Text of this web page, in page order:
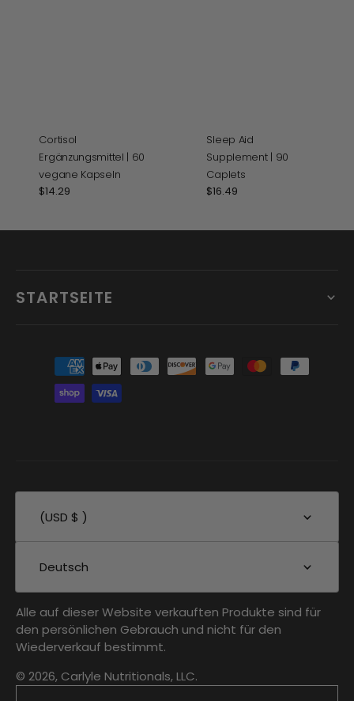
Cortisol
Ergänzungsmittel | 60
vegane Kapseln
Normaler
$14.29
Sleep Aid
Supplement | 90
Caplets
Normaler
$16.49
STARTSEITE
(USD $ )
Deutsch
Alle auf dieser Website verkauften Produkte sind für
den persönlichen Gebrauch und nicht für den
Wiederverkauf bestimmt.
© 2026, Carlyle Nutritionals, LLC.